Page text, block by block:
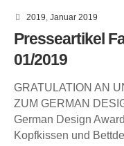
2019 Januar 2019
Presseartikel
01/2019
GRATULATION AN
ZUM GERMAN
German Design
Kopfkissen und